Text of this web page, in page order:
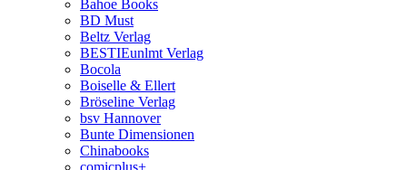
Bahoe Books
BD Must
Beltz Verlag
BESTIEunlmt Verlag
Bocola
Boiselle & Ellert
Bröseline Verlag
bsv Hannover
Bunte Dimensionen
Chinabooks
comicplus+